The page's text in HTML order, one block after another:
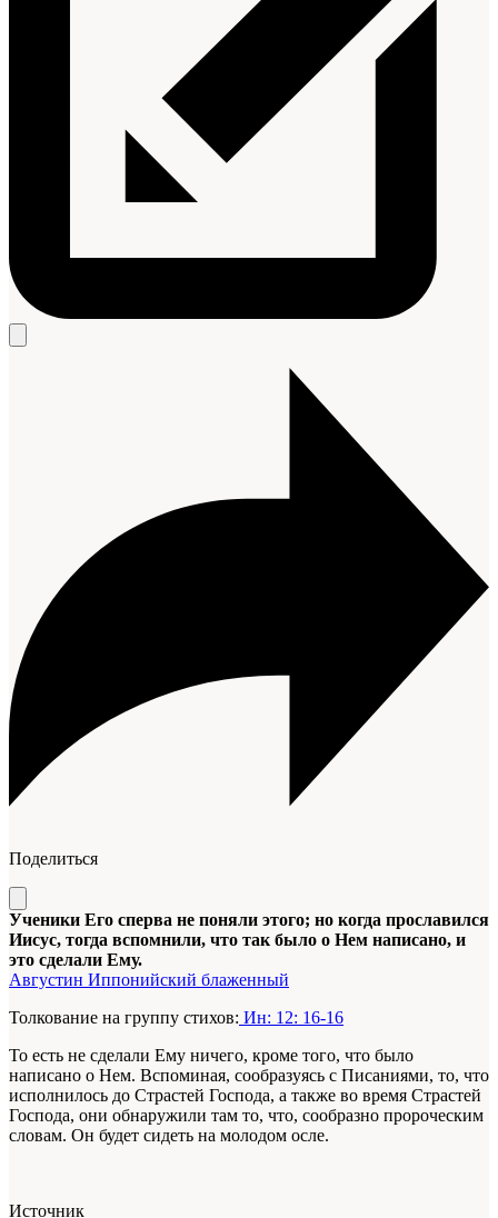
Поделиться
Ученики Его сперва не поняли этого; но когда прославился
Иисус, тогда вспомнили, что так было о Нем написано, и
это сделали Ему.
Августин Иппонийский блаженный
Толкование на группу стихов: Ин: 12: 16-16
То есть не сделали Ему ничего, кроме того, что было
написано о Нем. Вспоминая, сообразуясь с Писаниями, то, что
исполнилось до Страстей Господа, а также во время Страстей
Господа, они обнаружили там то, что, сообразно пророческим
словам. Он будет сидеть на молодом осле.
Источник